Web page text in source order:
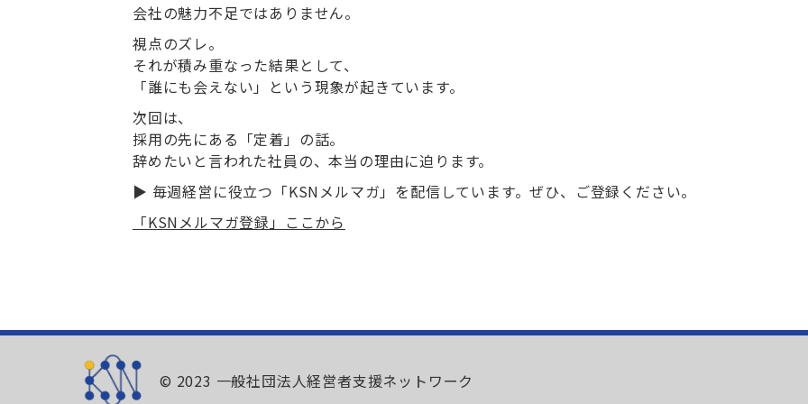
会社の魅力不足ではありません。
視点のズレ。
それが積み重なった結果として、
「誰にも会えない」という現象が起きています。
次回は、
採用の先にある「定着」の話。
辞めたいと言われた社員の、本当の理由に迫ります。
▶︎ 毎週経営に役立つ「KSNメルマガ」を配信しています。ぜひ、ご登録ください。
「KSNメルマガ登録」ここから
© 2023 一般社団法人経営者支援ネットワーク